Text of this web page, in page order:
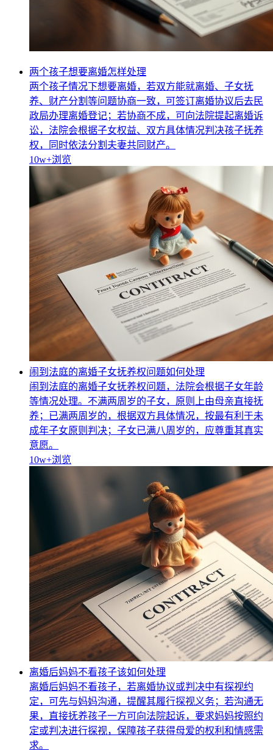
两个孩子想要离婚怎样处理
两个孩子情况下想要离婚，若双方能就离婚、子女抚
养、财产分割等问题协商一致，可签订离婚协议后去民
政局办理离婚登记；若协商不成，可向法院提起离婚诉
讼，法院会根据子女权益、双方具体情况判决孩子抚养
权，同时依法分割夫妻共同财产。
10w+浏览
闹到法庭的离婚子女抚养权问题如何处理
闹到法庭的离婚子女抚养权问题，法院会根据子女年龄
等情况处理。不满两周岁的子女，原则上由母亲直接抚
养；已满两周岁的，根据双方具体情况，按最有利于未
成年子女原则判决；子女已满八周岁的，应尊重其真实
意愿。
10w+浏览
离婚后妈妈不看孩子该如何处理
离婚后妈妈不看孩子，若离婚协议或判决中有探视约
定，可先与妈妈沟通，提醒其履行探视义务；若沟通无
果，直接抚养孩子一方可向法院起诉，要求妈妈按照约
定或判决进行探视，保障孩子获得母爱的权利和情感需
求。